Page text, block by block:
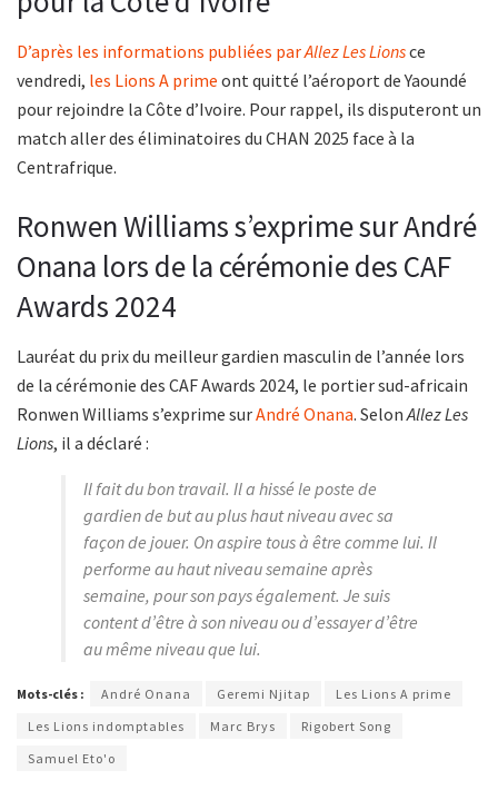
D’après les informations publiées parAllez Les Lionsce
vendredi, les Lions A prime ont quitté l’aéroport de Yaoundé
pour rejoindre la Côte d’Ivoire. Pour rappel, ils disputeront un
match aller des éliminatoires du CHAN 2025 face à la
Centrafrique.
Ronwen Williams s’exprime sur André
Onana lors de la cérémonie des CAF
Awards 2024
Lauréat du prix du meilleur gardien masculin de l’année lors
de la cérémonie des CAF Awards 2024, le portier sud-africain
Ronwen Williams s’exprime surAndré Onana. SelonAllez Les
Lions, il a déclaré :
Il fait du bon travail. Il a hissé le poste de
gardien de but au plus haut niveau avec sa
façon de jouer. On aspire tous à être comme lui. Il
performe au haut niveau semaine après
semaine, pour son pays également. Je suis
content d’être à son niveau ou d’essayer d’être
au même niveau que lui.
Mots-clés : André Onana Geremi Njitap
Les Lions A prime
Les Lions indomptables
Marc Brys
Rigobert Song
Samuel Eto'o